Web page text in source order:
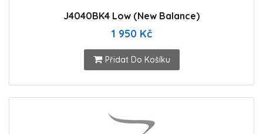
J4040BK4 Low (New Balance)
1 950 Kč
Přidat Do Košíku